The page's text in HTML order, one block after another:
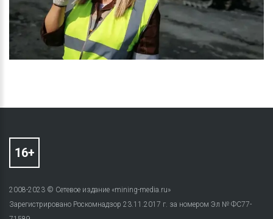
2008-2023 © Сетевое издание «mining-media.ru»
Зарегистрировано Роскомнадзор 23.11.2017 г. за номером Эл № ФС77-